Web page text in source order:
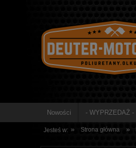
Nowości - WYPRZEDAŻ -
Jesteś w: » Strona główna »